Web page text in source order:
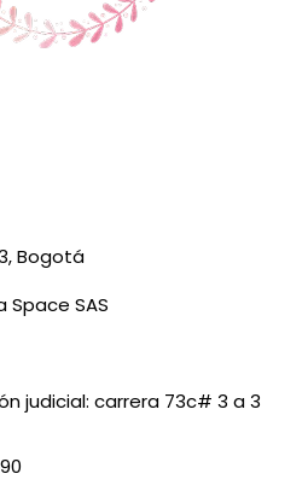
Bogotá
Space SAS
judicial: carrera 73c# 3 a 3